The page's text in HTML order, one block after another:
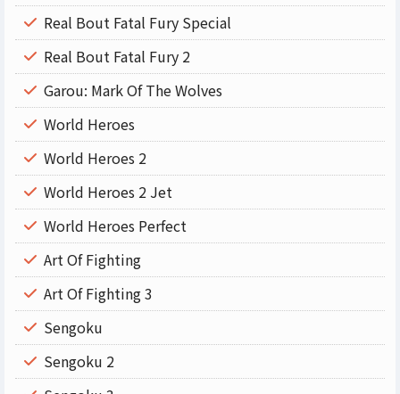
Real Bout Fatal Fury Special
Real Bout Fatal Fury 2
Garou: Mark Of The Wolves
World Heroes
World Heroes 2
World Heroes 2 Jet
World Heroes Perfect
Art Of Fighting
Art Of Fighting 3
Sengoku
Sengoku 2